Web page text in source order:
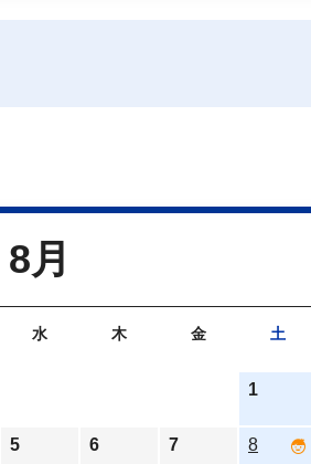
8月
水 木 金 土
1
5 6 7 8